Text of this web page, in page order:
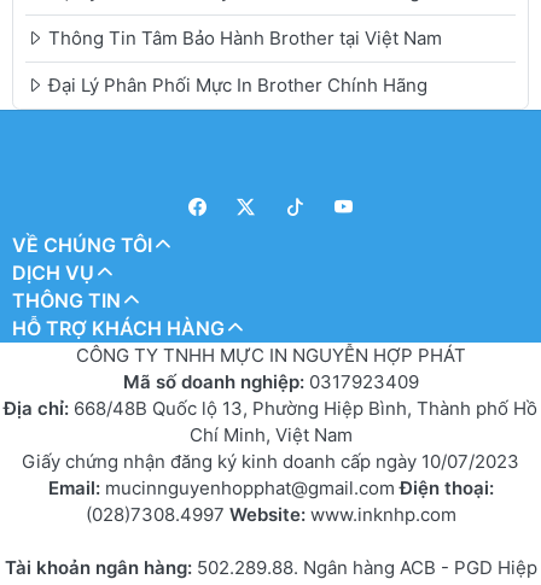
Thông Tin Tâm Bảo Hành Brother tại Việt Nam
Đại Lý Phân Phối Mực In Brother Chính Hãng
VỀ CHÚNG TÔI
DỊCH VỤ
THÔNG TIN
HỖ TRỢ KHÁCH HÀNG
CÔNG TY TNHH MỰC IN NGUYỄN HỢP PHÁT
Mã số doanh nghiệp: 0317923409
Địa chỉ: 668/48B Quốc lộ 13, Phường Hiệp Bình, Thành phố Hồ
Chí Minh, Việt Nam
Giấy chứng nhận đăng ký kinh doanh cấp ngày 10/07/2023
Email: mucinnguyenhopphat@gmail.comĐiện thoại:
(028)7308.4997 Website: www.inknhp.com
Tài khoản ngân hàng: 502.289.88. Ngân hàng ACB - PGD Hiệp